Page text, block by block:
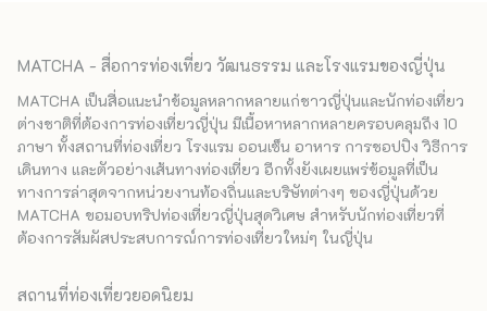
MATCHA - สื่อการท่องเที่ยว วัฒนธรรม และโรงแรมของญี่ปุ่น
MATCHA เป็นสื่อแนะนำข้อมูลหลากหลายแก่ชาวญี่ปุ่นและนักท่องเที่ยว
ต่างชาติที่ต้องการท่องเที่ยวญี่ปุ่น มีเนื้อหาหลากหลายครอบคลุมถึง 10
ภาษา ทั้งสถานที่ท่องเที่ยว โรงแรม ออนเซ็น อาหาร การชอปปิง วิธีการ
เดินทาง และตัวอย่างเส้นทางท่องเที่ยว อีกทั้งยังเผยแพร่ข้อมูลที่เป็น
ทางการล่าสุดจากหน่วยงานท้องถิ่นและบริษัทต่างๆ ของญี่ปุ่นด้วย
MATCHA ขอมอบทริปท่องเที่ยวญี่ปุ่นสุดวิเศษ สำหรับนักท่องเที่ยวที่
ต้องการสัมผัสประสบการณ์การท่องเที่ยวใหม่ๆ ในญี่ปุ่น
สถานที่ท่องเที่ยวยอดนิยม